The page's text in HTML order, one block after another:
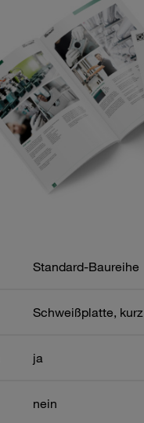
Standard-Baureihe
Schweißplatte, kurz
ja
nein